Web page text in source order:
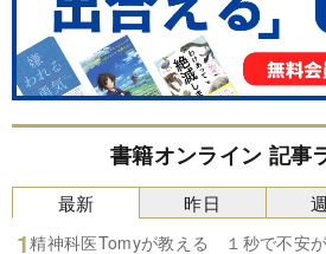
書籍オンライン 記事
最新
精神科医Tomyが教える １秒で不安
昨日